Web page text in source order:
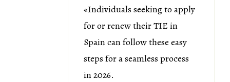
«Individuals seeking to apply
for or renew their TIE in
Spain can follow these easy
steps for a seamless process
in 2026.